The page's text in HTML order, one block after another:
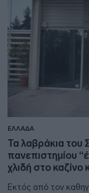
ΕΛΛΑΔΑ
Τα λαβράκια
πανεπιστημίου
χλιδή στο καζίνο
Εκτός από τον